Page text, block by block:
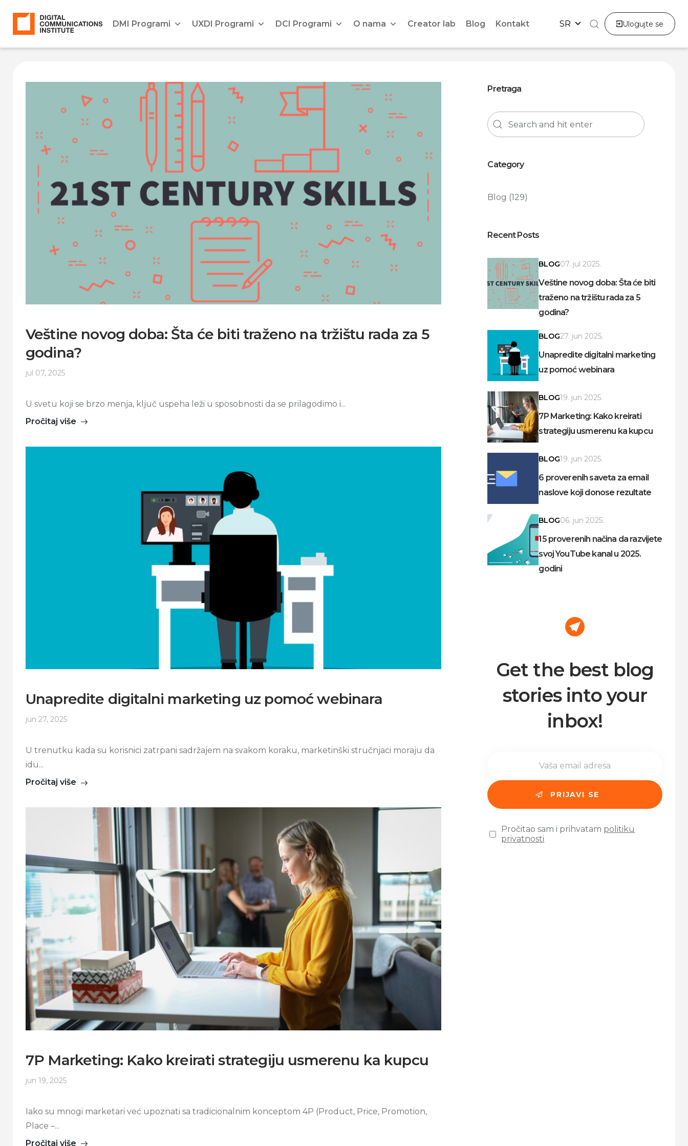
DMI Programi UXDI Programi DCI Programi O nama Creator lab Blog Kontakt SR Ulogujte se
Veštine novog doba: Šta će biti traženo na tržištu rada za 5
godina?
jul 07, 2025
U svetu koji se brzo menja, ključ uspeha leži u sposobnosti da se prilagodimo i...
Pročitaj više
Unapredite digitalni marketing uz pomoć webinara
jun 27, 2025
U trenutku kada su korisnici zatrpani sadržajem na svakom koraku, marketinški stručnjaci moraju da
idu...
Pročitaj više
7P Marketing: Kako kreirati strategiju usmerenu ka kupcu
jun 19, 2025
Iako su mnogi marketari već upoznati sa tradicionalnim konceptom 4P (Product, Price, Promotion,
Place –...
Pročitaj više
Pretraga
Category
Blog (129)
Recent Posts
BLOG07. jul 2025.
Veštine novog doba: Šta će biti
traženo na tržištu rada za 5
godina?
BLOG27. jun 2025.
Unapredite digitalni marketing
uz pomoć webinara
BLOG19. jun 2025.
7P Marketing: Kako kreirati
strategiju usmerenu ka kupcu
BLOG19. jun 2025.
6 proverenih saveta za email
naslove koji donose rezultate
BLOG06. jun 2025.
15 proverenih načina da razvijete
svoj YouTube kanal u 2025.
godini
Get the best blog
stories into your
inbox!
Pročitao sam i prihvatam politiku
privatnosti